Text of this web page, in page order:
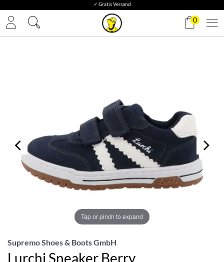
✓ Gratis Versand
0
Tap or pinch to expand
Supremo Shoes & Boots GmbH
Lurchi Sneaker Berry